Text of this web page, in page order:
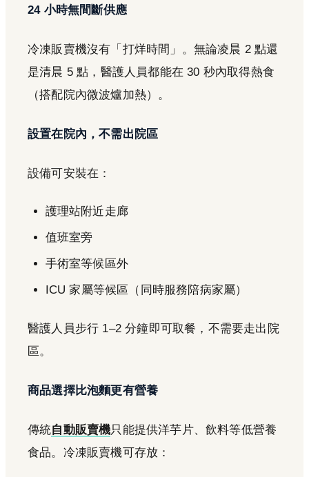
24 小時無間斷供應
冷凍販賣機沒有「打烊時間」。無論凌晨 2 點還
是清晨 5 點，醫護人員都能在 30 秒內取得熱食
（搭配院內微波爐加熱）。
設置在院內，不需出院區
設備可安裝在：
護理站附近走廊
值班室旁
手術室等候區外
ICU 家屬等候區（同時服務陪病家屬）
醫護人員步行 1–2 分鐘即可取餐，不需要走出院
區。
商品選擇比泡麵更有營養
傳統自動販賣機只能提供洋芋片、飲料等低營養
食品。冷凍販賣機可存放：